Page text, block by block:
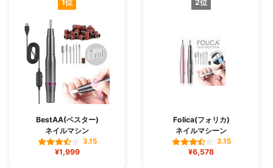
1位
BestAA(ベスター)
ネイルマシン
3.15
¥1,999
2位
Folica(フォリカ)
ネイルマシーン
3.15
¥6,578